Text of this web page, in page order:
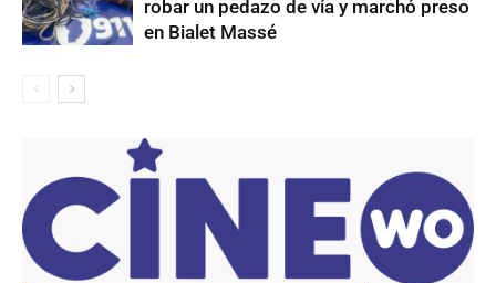
robar un pedazo de vía y marchó preso
en Bialet Massé